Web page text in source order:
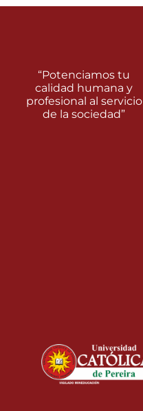
“Potenciamos tu
calidad humana y
profesional al servicio
de la sociedad”